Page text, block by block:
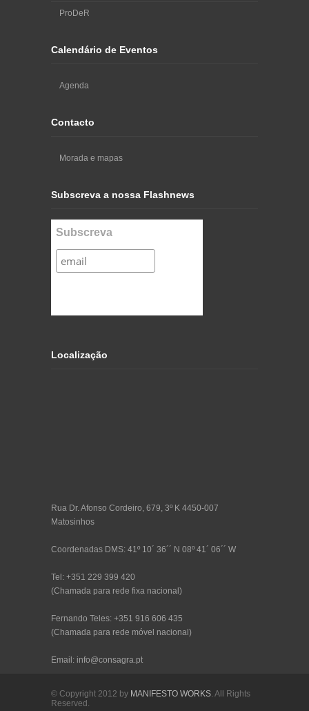
ProDeR
Calendário de Eventos
Agenda
Contacto
Morada e mapas
Subscreva a nossa Flashnews
Subscreva
Localização
Rua Dr. Afonso Cordeiro, 679, 3º K 4450-007
Matosinhos
Coordenadas DMS: 41º 10´ 36´´ N 08º 41´ 06´´ W
Tel: +351 229 399 420
(Chamada para rede fixa nacional)
Fernando Teles: +351 916 606 435
(Chamada para rede móvel nacional)
Email: info@consagra.pt
© Copyright 2012 by MANIFESTO WORKS. All Rights
Reserved.